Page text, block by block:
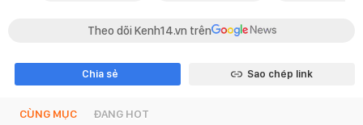
Theo dõi Kenh14.vn trên
Chia sẻ Sao chép link
CÙNG MỤC ĐANG HOT